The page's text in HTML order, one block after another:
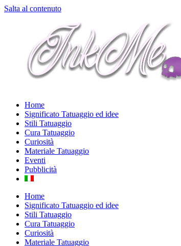
Salta al contenuto
Home
Significato Tatuaggio ed idee
Stili Tatuaggio
Cura Tatuaggio
Curiosità
Materiale Tatuaggio
Eventi
Pubblicità
Home
Significato Tatuaggio ed idee
Stili Tatuaggio
Cura Tatuaggio
Curiosità
Materiale Tatuaggio